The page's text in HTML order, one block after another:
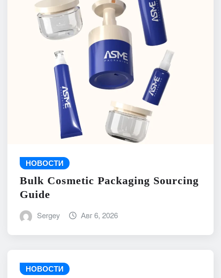
НОВОСТИ
Bulk Cosmetic Packaging Sourcing
Guide
Sergey Авг 6, 2026
НОВОСТИ